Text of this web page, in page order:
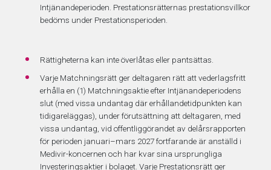
Intjänandeperioden. Prestationsrätternas prestationsvillkor
bedöms under Prestationsperioden.
Rättigheterna kan inte överlåtas eller pantsättas.
Varje Matchningsrätt ger deltagaren rätt att vederlagsfritt
erhålla en (1) Matchningsaktie efter Intjänandeperiodens
slut (med vissa undantag där erhållandetidpunkten kan
tidigareläggas), under förutsättning att deltagaren, med
vissa undantag, vid offentliggörandet av delårsrapporten
för perioden januari–mars 2027 fortfarande är anställd i
Medivir-koncernen och har kvar sina ursprungliga
Investeringsaktier i bolaget. Varje Prestationsrätt ger